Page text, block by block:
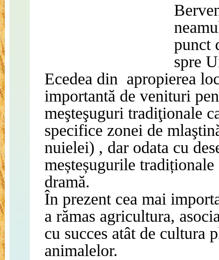
punct
spre
Ecedea din apropierea
importantă de venituri
meşteşuguri tradiţionale
specifice zonei de
nuielei) , dar odata cu
meșteșugurile
dramă.
În prezent cea mai
a rămas agricultura,
cu succes atât de cultura
animalelor.